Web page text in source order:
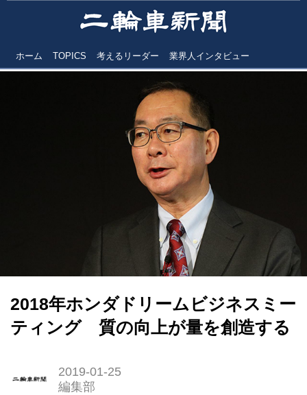
ホーム TOPICS 考えるリーダー 業界人インタビュー
2018年ホンダドリームビジネスミー
ティング 質の向上が量を創造する
2019-01-25
編集部